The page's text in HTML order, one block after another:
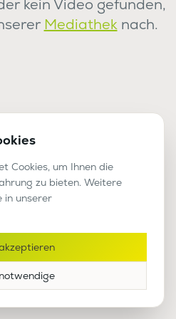
kein Video gefunden,
Mediathek nach.
Cookies, um Ihnen die
zu bieten. Weitere
in unserer